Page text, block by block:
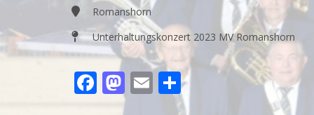
Romanshorn
Unterhaltungskonzert 2023 MV Romanshorn
Facebook
Mastodon
EmailTeilen